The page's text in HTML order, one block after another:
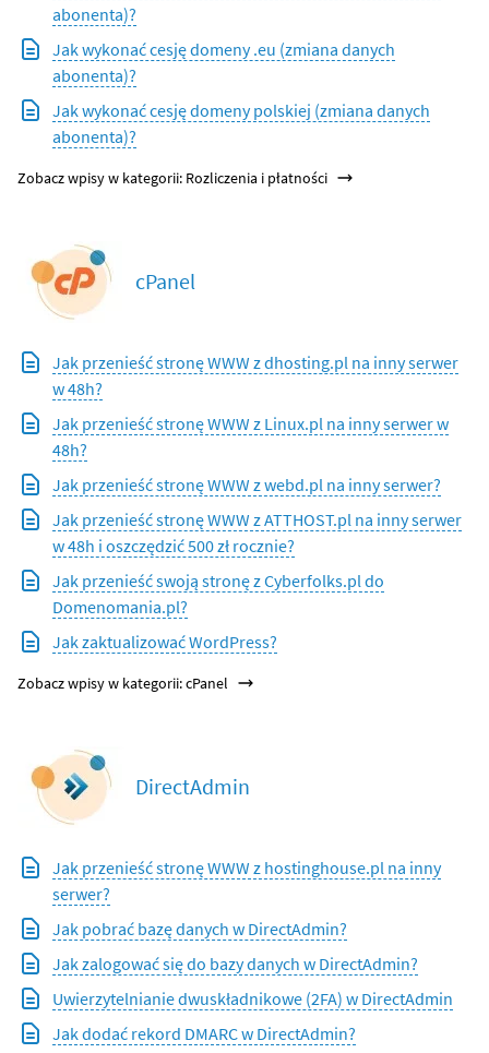
abonenta)?
Jak wykonać cesję domeny .eu (zmiana danych
abonenta)?
Jak wykonać cesję domeny polskiej (zmiana danych
abonenta)?
Zobacz wpisy w kategorii: Rozliczenia i płatności
cPanel
Jak przenieść stronę WWW z dhosting.pl na inny serwer
w 48h?
Jak przenieść stronę WWW z Linux.pl na inny serwer w
48h?
Jak przenieść stronę WWW z webd.pl na inny serwer?
Jak przenieść stronę WWW z ATTHOST.pl na inny serwer
w 48h i oszczędzić 500 zł rocznie?
Jak przenieść swoją stronę z Cyberfolks.pl do
Domenomania.pl?
Jak zaktualizować WordPress?
Zobacz wpisy w kategorii: cPanel
DirectAdmin
Jak przenieść stronę WWW z hostinghouse.pl na inny
serwer?
Jak pobrać bazę danych w DirectAdmin?
Jak zalogować się do bazy danych w DirectAdmin?
Uwierzytelnianie dwuskładnikowe (2FA) w DirectAdmin
Jak dodać rekord DMARC w DirectAdmin?